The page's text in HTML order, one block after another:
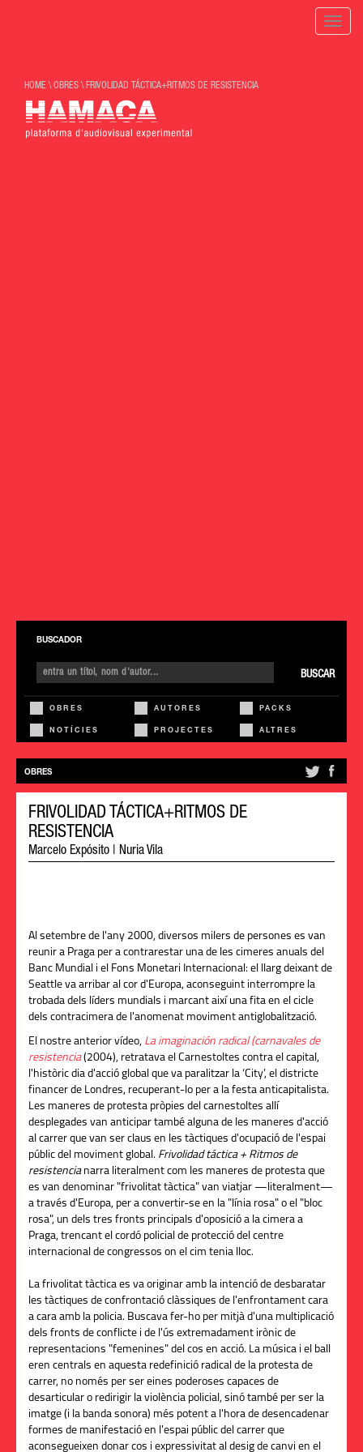
Toggle
HOME \OBRES \ FRIVOLIDAD TÁCTICA+RITMOS DE RESISTENCIA
BUSCADOR
BUSCAR
OBRES AUTORES PACKS
NOTÍCIES PROJECTES ALTRES
OBRES
FRIVOLIDAD TÁCTICA+RITMOS DE
RESISTENCIA
Marcelo Expósito | Nuria Vila
Al setembre de l'any 2000, diversos milers de persones es van
reunir a Praga per a contrarestar una de les cimeres anuals del
Banc Mundial i el Fons Monetari Internacional: el llarg deixant de
Seattle va arribar al cor d'Europa, aconseguint interrompre la
trobada dels líders mundials i marcant així una fita en el cicle
dels contracimera de l'anomenat moviment antiglobalització.
El nostre anterior vídeo, La imaginación radical (carnavales de
resistencia(2004), retratava el Carnestoltes contra el capital,
l'històric dia d'acció global que va paralitzar la ‘City’, el districte
financer de Londres, recuperant-lo per a la festa anticapitalista.
Les maneres de protesta pròpies del carnestoltes allí
desplegades van anticipar també alguna de les maneres d'acció
al carrer que van ser claus en les tàctiques d'ocupació de l'espai
públic del moviment global. Frivolidad táctica + Ritmos de
resistencianarra literalment com les maneres de protesta que
es van denominar "frivolitat tàctica" van viatjar —literalment—
a través d'Europa, per a convertir-se en la "línia rosa" o el "bloc
rosa", un dels tres fronts principals d'oposició a la cimera a
Praga, trencant el cordó policial de protecció del centre
internacional de congressos on el cim tenia lloc.
La frivolitat tàctica es va originar amb la intenció de desbaratar
les tàctiques de confrontació clàssiques de l'enfrontament cara
a cara amb la policia. Buscava fer-ho per mitjà d'una multiplicació
dels fronts de conflicte i de l'ús extremadament irònic de
representacions "femenines" del cos en acció. La música i el ball
eren centrals en aquesta redefinició radical de la protesta de
carrer, no només per ser eines poderoses capaces de
desarticular o redirigir la violència policial, sinó també per ser la
imatge (i la banda sonora) més potent a l'hora de desencadenar
formes de manifestació en l'espai públic del carrer que
aconsegueixen donar cos i expressivitat al desig de canvi en el